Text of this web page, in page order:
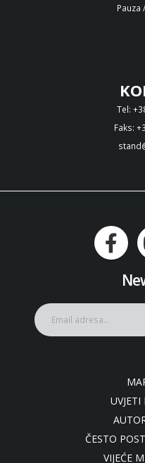
Pauza
Tel:
Faks:
UVJETI
ČESTO
VIJEĆE